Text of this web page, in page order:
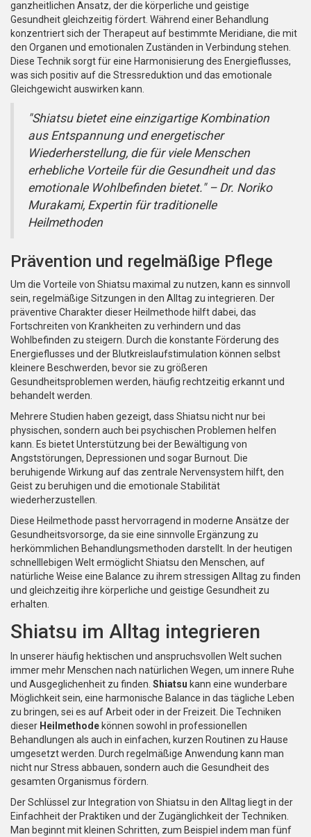
ganzheitlichen Ansatz, der die körperliche und geistige
Gesundheit gleichzeitig fördert. Während einer Behandlung
konzentriert sich der Therapeut auf bestimmte Meridiane, die mit
den Organen und emotionalen Zuständen in Verbindung stehen.
Diese Technik sorgt für eine Harmonisierung des Energieflusses,
was sich positiv auf die Stressreduktion und das emotionale
Gleichgewicht auswirken kann.
"Shiatsu bietet eine einzigartige Kombination
aus Entspannung und energetischer
Wiederherstellung, die für viele Menschen
erhebliche Vorteile für die Gesundheit und das
emotionale Wohlbefinden bietet." – Dr. Noriko
Murakami, Expertin für traditionelle
Heilmethoden
Prävention und regelmäßige Pflege
Um die Vorteile von Shiatsu maximal zu nutzen, kann es sinnvoll
sein, regelmäßige Sitzungen in den Alltag zu integrieren. Der
präventive Charakter dieser Heilmethode hilft dabei, das
Fortschreiten von Krankheiten zu verhindern und das
Wohlbefinden zu steigern. Durch die konstante Förderung des
Energieflusses und der Blutkreislaufstimulation können selbst
kleinere Beschwerden, bevor sie zu größeren
Gesundheitsproblemen werden, häufig rechtzeitig erkannt und
behandelt werden.
Mehrere Studien haben gezeigt, dass Shiatsu nicht nur bei
physischen, sondern auch bei psychischen Problemen helfen
kann. Es bietet Unterstützung bei der Bewältigung von
Angststörungen, Depressionen und sogar Burnout. Die
beruhigende Wirkung auf das zentrale Nervensystem hilft, den
Geist zu beruhigen und die emotionale Stabilität
wiederherzustellen.
Diese Heilmethode passt hervorragend in moderne Ansätze der
Gesundheitsvorsorge, da sie eine sinnvolle Ergänzung zu
herkömmlichen Behandlungsmethoden darstellt. In der heutigen
schnelllebigen Welt ermöglicht Shiatsu den Menschen, auf
natürliche Weise eine Balance zu ihrem stressigen Alltag zu finden
und gleichzeitig ihre körperliche und geistige Gesundheit zu
erhalten.
Shiatsu im Alltag integrieren
In unserer häufig hektischen und anspruchsvollen Welt suchen
immer mehr Menschen nach natürlichen Wegen, um innere Ruhe
und Ausgeglichenheit zu finden. Shiatsu kann eine wunderbare
Möglichkeit sein, eine harmonische Balance in das tägliche Leben
zu bringen, sei es auf Arbeit oder in der Freizeit. Die Techniken
dieser Heilmethode können sowohl in professionellen
Behandlungen als auch in einfachen, kurzen Routinen zu Hause
umgesetzt werden. Durch regelmäßige Anwendung kann man
nicht nur Stress abbauen, sondern auch die Gesundheit des
gesamten Organismus fördern.
Der Schlüssel zur Integration von Shiatsu in den Alltag liegt in der
Einfachheit der Praktiken und der Zugänglichkeit der Techniken.
Man beginnt mit kleinen Schritten, zum Beispiel indem man fünf